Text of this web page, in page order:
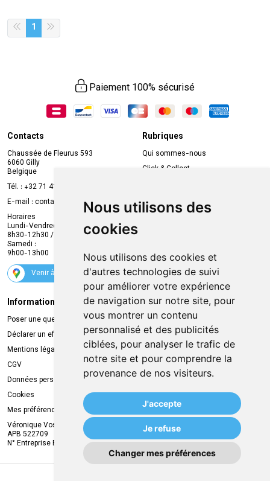
Nous utilisons des
cookies
Nous utilisons des cookies et
d'autres technologies de suivi
pour améliorer votre expérience
de navigation sur notre site, pour
vous montrer un contenu
personnalisé et des publicités
ciblées, pour analyser le trafic de
notre site et pour comprendre la
provenance de nos visiteurs.
J'accepte
Je refuse
Changer mes préférences
1
Paiement 100% sécurisé
Contacts
Chaussée de Fleurus 593
6060 Gilly
Belgique
Tél. : +32 71 41 32 10
E-mail : contact
mvapharma.be
Horaires
Lundi-Vendredi :
8h30-12h30 / 13h30-18h30
Samedi :
9h00-13h00
Venir à la pharmacie
Rubriques
Qui sommes-nous
Click & Collect
Compte professionnel
Envoi d’ordonnance
Suivez-nous
Informations légales
Poser une question
Déclarer un effet indésirable
Mentions légales
CGV
Données personnelles
Cookies
Mes préférences Cookies
Véronique Vos
APB 522709
N° Entreprise BE0749.944.612
Livraison
Retrait à la pharmacie
Livraison chez vous
Livraison dans un Point Relais